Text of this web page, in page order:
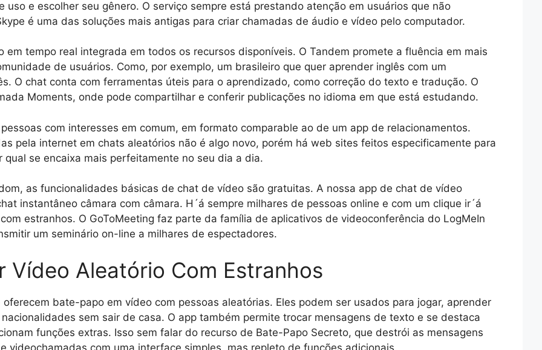
e escolher seu gênero. O serviço sempre está prestando atenção em usuários que não
é uma das soluções mais antigas para criar chamadas de áudio e vídeo pelo computador.
tempo real integrada em todos os recursos disponíveis. O Tandem promete a fluência em mais
de usuários. Como, por exemplo, um brasileiro que quer aprender inglês com um
O chat conta com ferramentas úteis para o aprendizado, como correção do texto e tradução. O
Moments, onde pode compartilhar e conferir publicações no idioma em que está estudando.
com interesses em comum, em formato comparable ao de um app de relacionamentos.
pela internet em chats aleatórios não é algo novo, porém há web sites feitos especificamente para
se encaixa mais perfeitamente no seu dia a dia.
as funcionalidades básicas de chat de vídeo são gratuitas. A nossa app de chat de vídeo
instantâneo câmara com câmara. H´á sempre milhares de pessoas online e com um clique ir´á
estranhos. O GoToMeeting faz parte da família de aplicativos de videoconferência do LogMeIn
um seminário on-line a milhares de espectadores.
Vídeo Aleatório Com Estranhos
bate-papo em vídeo com pessoas aleatórias. Eles podem ser usados para jogar, aprender
sem sair de casa. O app também permite trocar mensagens de texto e se destaca
funções extras. Isso sem falar do recurso de Bate-Papo Secreto, que destrói as mensagens
videochamadas com uma interface simples, mas repleto de funções adicionais.